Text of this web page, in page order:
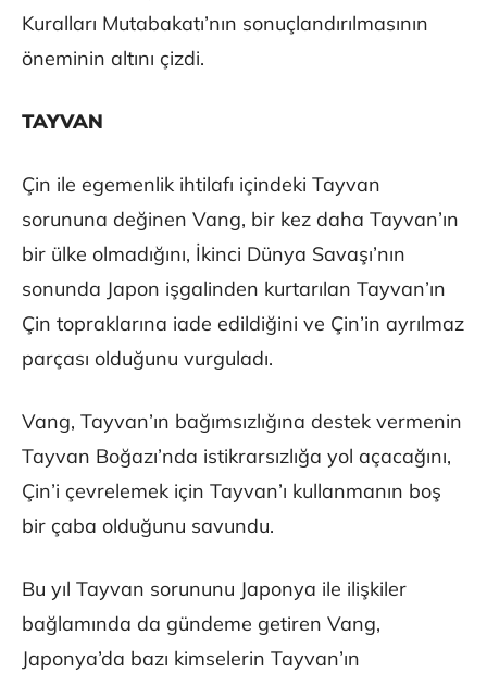
Kuralları Mutabakatı’nın sonuçlandırılmasının
öneminin altını çizdi.
TAYVAN
Çin ile egemenlik ihtilafı içindeki Tayvan
sorununa değinen Vang, bir kez daha Tayvan’ın
bir ülke olmadığını, İkinci Dünya Savaşı’nın
sonunda Japon işgalinden kurtarılan Tayvan’ın
Çin topraklarına iade edildiğini ve Çin’in ayrılmaz
parçası olduğunu vurguladı.
Vang, Tayvan’ın bağımsızlığına destek vermenin
Tayvan Boğazı’nda istikrarsızlığa yol açacağını,
Çin’i çevrelemek için Tayvan’ı kullanmanın boş
bir çaba olduğunu savundu.
Bu yıl Tayvan sorununu Japonya ile ilişkiler
bağlamında da gündeme getiren Vang,
Japonya’da bazı kimselerin Tayvan’ın